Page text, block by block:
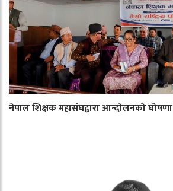
नेपाल शिक्षक महासंघद्वारा आन्दोलनको घोषणा